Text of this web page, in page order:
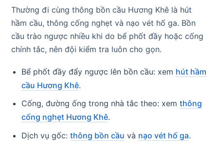
Thường đi cùng thông bồn cầu Hương Khê là hút
hầm cầu, thông cống nghẹt và nạo vét hố ga. Bồn
cầu trào ngược nhiều khi do bể phốt đầy hoặc cống
chính tắc, nên đội kiểm tra luôn cho gọn.
Bể phốt đầy đẩy ngược lên bồn cầu: xem hút hầm
cầu Hương Khê.
Cống, đường ống trong nhà tắc theo: xem thông
cống nghẹt Hương Khê.
Dịch vụ gốc: thông bồn cầu và nạo vét hố ga.